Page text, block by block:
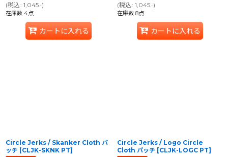
(税込: 1,045.-)
在庫数 4点
カートに入れる
(税込: 1,045.-)
在庫数 8点
カートに入れる
Circle Jerks / Skanker Cloth パ
ッチ [CLJK-SKNK PT]
Circle Jerks / Logo Circle
Cloth パッチ [CLJK-LOGC PT]